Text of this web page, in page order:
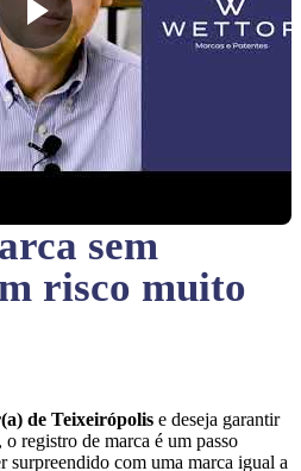
sem
risco muito
de Teixeirópolis e deseja garantir
registro de marca é um passo
surpreendido com uma marca igual a